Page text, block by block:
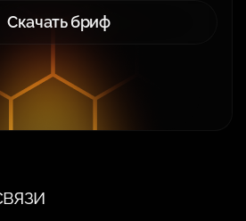
Скачать бриф